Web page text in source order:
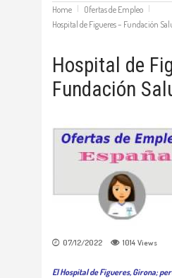
Home
Ofertas de Empleo
Hospital de Figueres – Fundación
Hospital de
Fundación
07/12/2022 1014 Views
El Hospital de Figueres, Girona;